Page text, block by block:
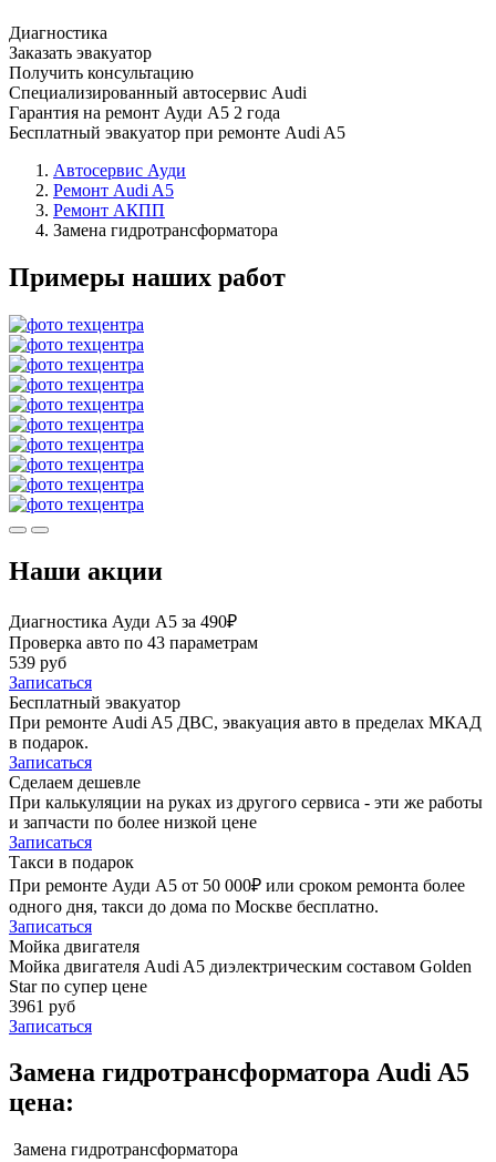
Диагностика
Заказать эвакуатор
Получить консультацию
Специализированный автосервис Audi
Гарантия на ремонт Ауди А5 2 года
Бесплатный эвакуатор при ремонте Audi A5
Автосервис Ауди
Ремонт Audi A5
Ремонт АКПП
Замена гидротрансформатора
Примеры наших работ
Наши акции
Диагностика Ауди А5 за 490₽
Проверка авто по 43 параметрам
539 руб
Записаться
Бесплатный эвакуатор
При ремонте Audi A5 ДВС, эвакуация авто в пределах МКАД
в подарок.
Записаться
Сделаем дешевле
При калькуляции на руках из другого сервиса - эти же работы
и запчасти по более низкой цене
Записаться
Такси в подарок
При ремонте Ауди А5 от 50 000₽ или сроком ремонта более
одного дня, такси до дома по Москве бесплатно.
Записаться
Мойка двигателя
Мойка двигателя Audi A5 диэлектрическим составом Golden
Star по супер цене
3961 руб
Записаться
Замена гидротрансформатора Audi A5
цена:
Замена гидротрансформатора